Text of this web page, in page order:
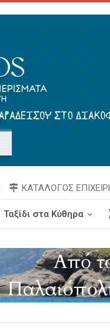
ΚΑΤΑΛΟΓΟΣ
Ταξίδι στα Κύθηρα